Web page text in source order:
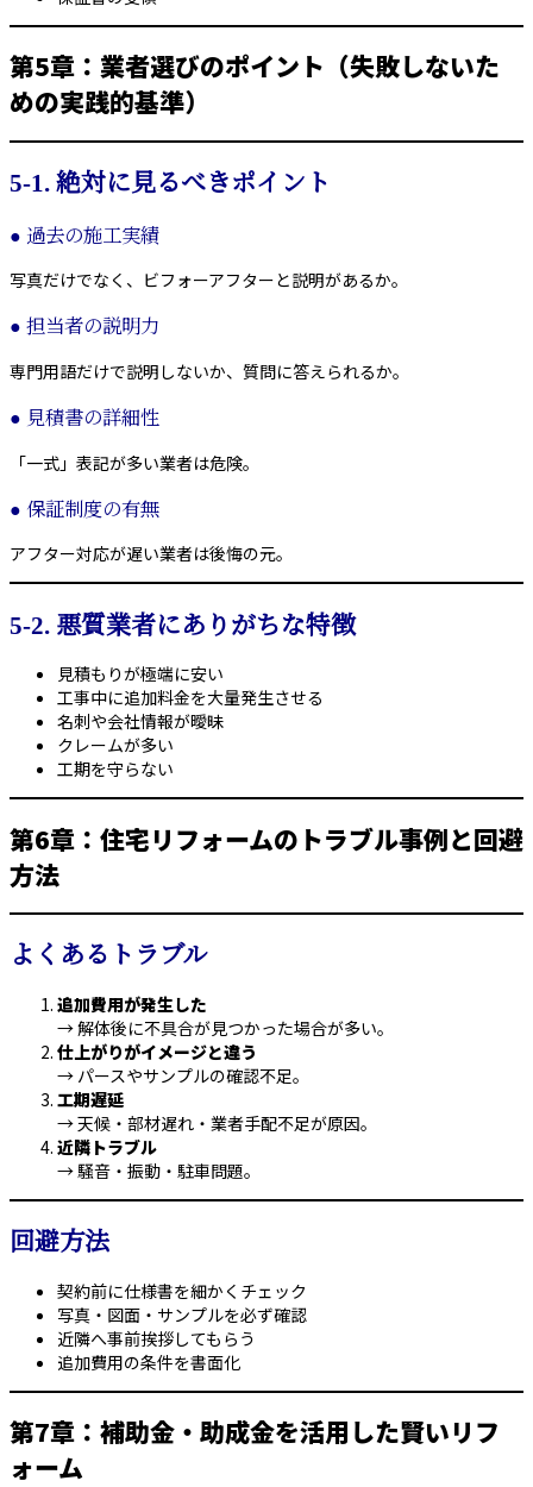
第5章：業者選びのポイント（失敗しないた
めの実践的基準）
5-1. 絶対に見るべきポイント
● 過去の施工実績
写真だけでなく、ビフォーアフターと説明があるか。
● 担当者の説明力
専門用語だけで説明しないか、質問に答えられるか。
● 見積書の詳細性
「一式」表記が多い業者は危険。
● 保証制度の有無
アフター対応が遅い業者は後悔の元。
5-2. 悪質業者にありがちな特徴
見積もりが極端に安い
工事中に追加料金を大量発生させる
名刺や会社情報が曖昧
クレームが多い
工期を守らない
第6章：住宅リフォームのトラブル事例と回避
方法
よくあるトラブル
追加費用が発生した
→ 解体後に不具合が見つかった場合が多い。
仕上がりがイメージと違う
→ パースやサンプルの確認不足。
工期遅延
→ 天候・部材遅れ・業者手配不足が原因。
近隣トラブル
→ 騒音・振動・駐車問題。
回避方法
契約前に仕様書を細かくチェック
写真・図面・サンプルを必ず確認
近隣へ事前挨拶してもらう
追加費用の条件を書面化
第7章：補助金・助成金を活用した賢いリフ
ォーム